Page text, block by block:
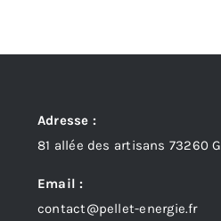
Adresse :
81 allée des artisans 73260
Email :
contact@pellet-energie.fr